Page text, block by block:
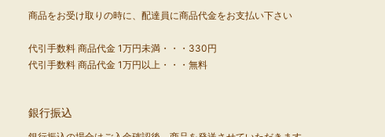
商品をお受け取りの時に、配達員に商品代金をお支払い下さい
代引手数料 商品代金 1万円未満・・・330円
代引手数料 商品代金 1万円以上・・・無料
銀行振込